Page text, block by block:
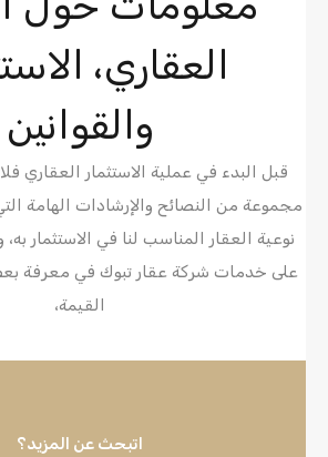
العقاري،
والقوانين
قبل البدء في عملية الاستثمار العقاري
مجموعة من النصائح والإرشادات الهامة
نوعية العقار المناسب لنا في الاستثمار
على خدمات شركة عقار تبوك في معرفة
القيمة،
اتبحث عن المزيد؟